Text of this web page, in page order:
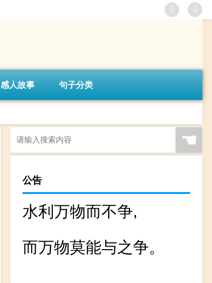
感人故事 句子分类
☚
公告
水利万物而不争,
而万物莫能与之争。